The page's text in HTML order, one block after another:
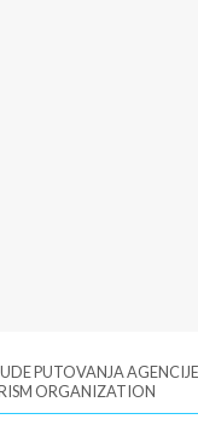
PUTOVANJA
ORGANIZATION